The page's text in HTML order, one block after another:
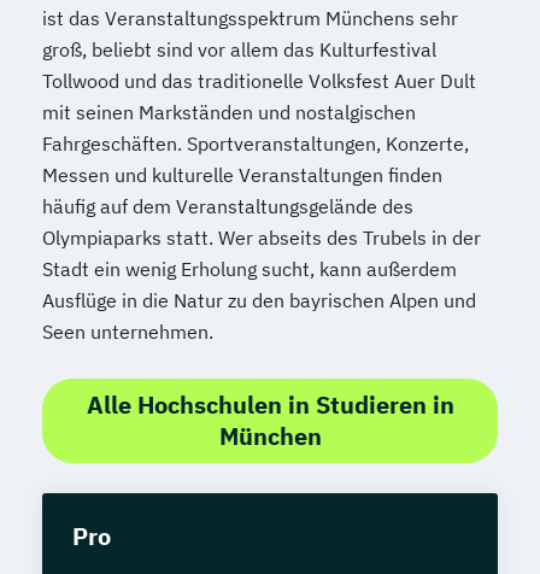
ist das Veranstaltungsspektrum Münchens sehr
groß, beliebt sind vor allem das Kulturfestival
Tollwood und das traditionelle Volksfest Auer Dult
mit seinen Markständen und nostalgischen
Fahrgeschäften. Sportveranstaltungen, Konzerte,
Messen und kulturelle Veranstaltungen finden
häufig auf dem Veranstaltungsgelände des
Olympiaparks statt. Wer abseits des Trubels in der
Stadt ein wenig Erholung sucht, kann außerdem
Ausflüge in die Natur zu den bayrischen Alpen und
Seen unternehmen.
Alle Hochschulen in Studieren in
München
Pro